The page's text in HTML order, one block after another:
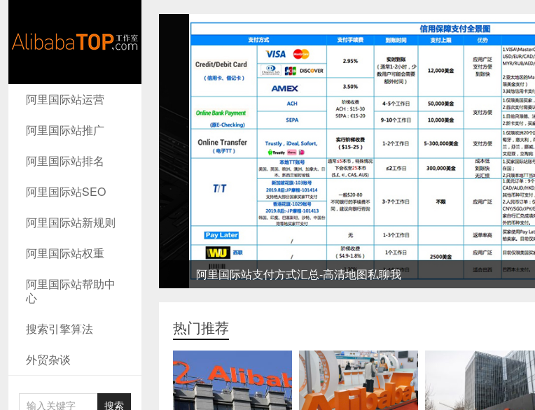
AlibabaTop
工作室
阿里国际站运营
阿里国际站推广
阿里国际站排名
阿里国际站SEO
阿里国际站新规则
阿里国际站权重
阿里国际站帮助中
心
搜索引擎算法
外贸杂谈
阿里国际站支付方式汇总-高清地图私聊我
热门推荐